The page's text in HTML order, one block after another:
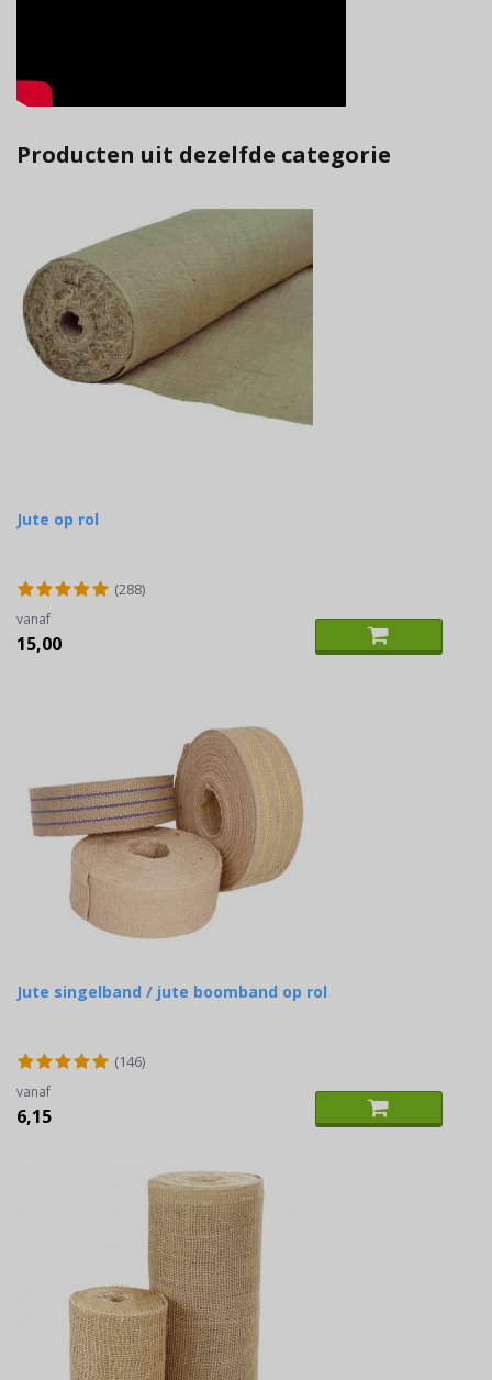
Producten uit dezelfde categorie
Jute op rol
(288)
vanaf
15,00
Jute singelband / jute boomband op rol
(146)
vanaf
6,15